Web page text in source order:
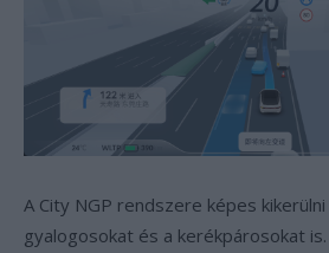
A City NGP rendszere képes
gyalogosokat és a kerékpárosokat